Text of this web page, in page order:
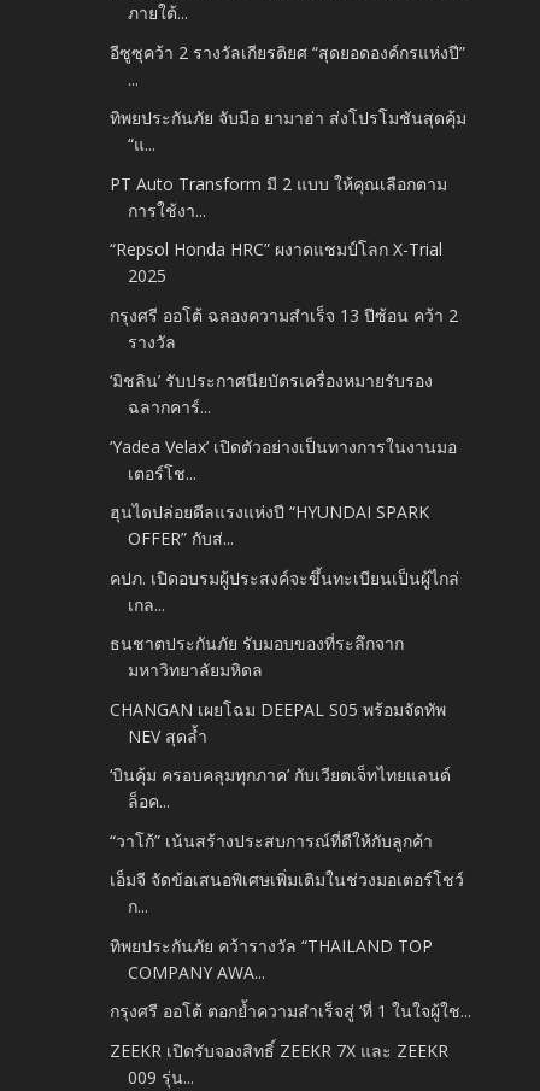
ภายใต้...
อีซูซุคว้า 2 รางวัลเกียรติยศ “สุดยอดองค์กรแห่งปี”
...
ทิพยประกันภัย จับมือ ยามาฮ่า ส่งโปรโมชันสุดคุ้ม
“แ...
PT Auto Transform มี 2 แบบ ให้คุณเลือกตาม
การใช้งา...
“Repsol Honda HRC” ผงาดแชมป์โลก X-Trial
2025
กรุงศรี ออโต้ ฉลองความสำเร็จ 13 ปีซ้อน คว้า 2
รางวัล
‘มิชลิน’ รับประกาศนียบัตรเครื่องหมายรับรอง
ฉลากคาร์...
‘Yadea Velax’ เปิดตัวอย่างเป็นทางการในงานมอ
เตอร์โช...
ฮุนไดปล่อยดีลแรงแห่งปี “HYUNDAI SPARK
OFFER” กับส่...
คปภ. เปิดอบรมผู้ประสงค์จะขึ้นทะเบียนเป็นผู้ไกล่
เกล...
ธนชาตประกันภัย รับมอบของที่ระลึกจาก
มหาวิทยาลัยมหิดล
CHANGAN เผยโฉม DEEPAL S05 พร้อมจัดทัพ
NEV สุดล้ำ
‘บินคุ้ม ครอบคลุมทุกภาค’ กับเวียตเจ็ทไทยแลนด์
ล็อค...
“วาโก้” เน้นสร้างประสบการณ์ที่ดีให้กับลูกค้า
เอ็มจี จัดข้อเสนอพิเศษเพิ่มเติมในช่วงมอเตอร์โชว์
ก...
ทิพยประกันภัย คว้ารางวัล “THAILAND TOP
COMPANY AWA...
กรุงศรี ออโต้ ตอกย้ำความสำเร็จสู่ ‘ที่ 1 ในใจผู้ใช...
ZEEKR เปิดรับจองสิทธิ์ ZEEKR 7X และ ZEEKR
009 รุ่น...